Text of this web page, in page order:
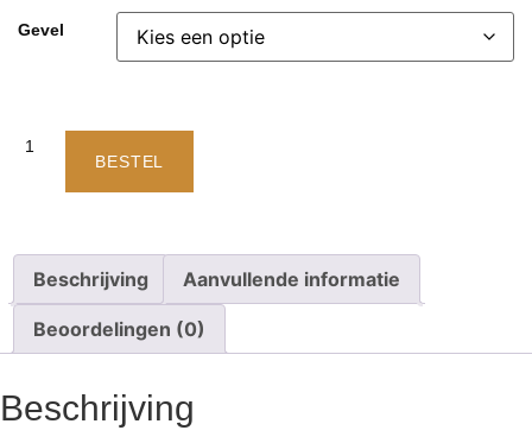
Gevel
BESTEL
Beschrijving Aanvullende informatie
Beoordelingen (0)
Beschrijving